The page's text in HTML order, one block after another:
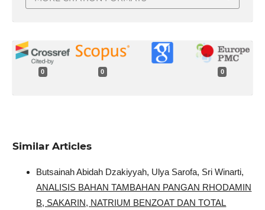
0 0 0
Similar Articles
Butsainah Abidah Dzakiyyah, Ulya Sarofa, Sri Winarti,
ANALISIS BAHAN TAMBAHAN PANGAN RHODAMIN
B, SAKARIN, NATRIUM BENZOAT DAN TOTAL